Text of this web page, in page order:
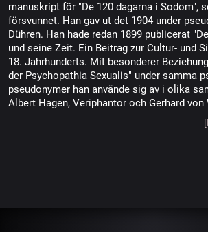
manuskript för "De 120 dagarna i Sodom",
försvunnet. Han gav ut det 1904 under
Dühren. Han hade redan 1899 publicerat
und seine Zeit. Ein Beitrag zur Cultur- und
18. Jahrhunderts. Mit besonderer
der Psychopathia Sexualis" under samma
pseudonymer han använde sig av i olika
Albert Hagen, Veriphantor och Gerhard von